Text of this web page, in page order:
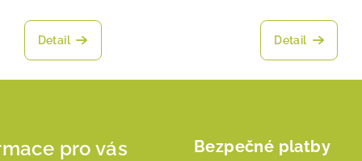
Detail Detail
pro vás Bezpečné platby